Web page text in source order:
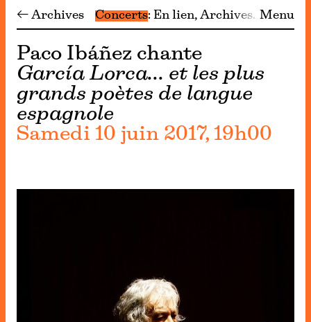
← Archives Concerts En lien Archives Menu
Paco Ibáñez chante
García Lorca… et les plus
grands poètes de langue
espagnole
Samedi 10 juin 2017, 19h00